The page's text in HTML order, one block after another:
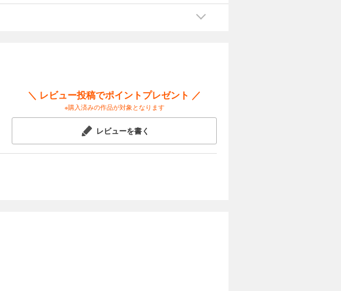
＼ レビュー投稿でポイントプレゼント ／
※購入済みの作品が対象となります
レビューを書く